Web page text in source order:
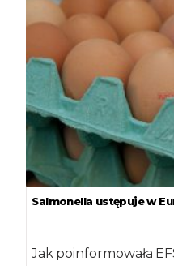
Salmonella ustępuje w
Jak poinformowała